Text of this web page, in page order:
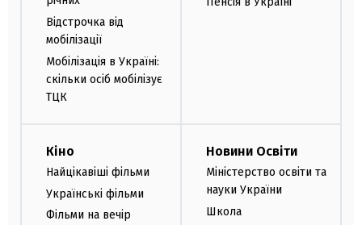
Відстрочка від
мобілізації
Мобілізація в Україні:
скільки осіб мобілізує
ТЦК
Кіно
Найцікавіші фільми
Українські фільми
Фільми на вечір
Новини Освіти
Міністерство освіти та
науки України
Школа